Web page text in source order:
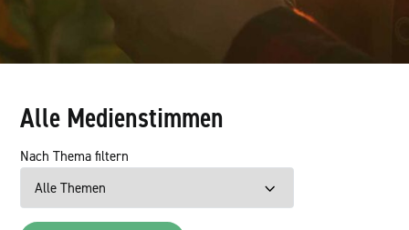
Alle Medienstimmen
Nach Thema filtern